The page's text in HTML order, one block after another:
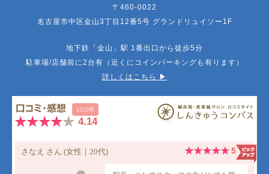
〒460-0022
名古屋市中区金山3丁目12番5号 グランドリュイソー1F
地下鉄「金山」駅 1番出口から徒歩5分
駐車場/店舗前に2台有（近くにコインパーキングも有ります）
詳しくはこちら ▶︎